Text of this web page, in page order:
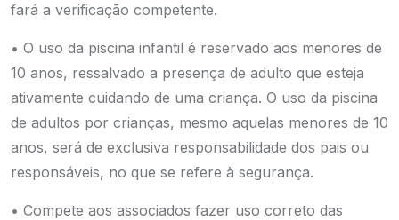
fará a verificação competente.
• O uso da piscina infantil é reservado aos menores de
10 anos, ressalvado a presença de adulto que esteja
ativamente cuidando de uma criança. O uso da piscina
de adultos por crianças, mesmo aquelas menores de 10
anos, será de exclusiva responsabilidade dos pais ou
responsáveis, no que se refere à segurança.
• Compete aos associados fazer uso correto das